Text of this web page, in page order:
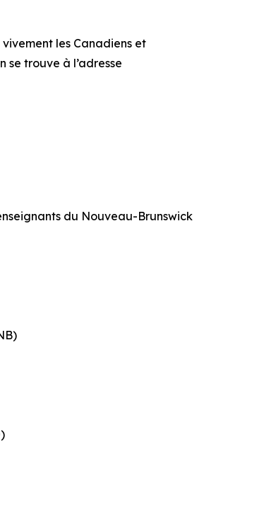
les Canadiens et
se trouve à l’adresse
du Nouveau-Brunswick